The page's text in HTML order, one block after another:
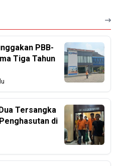
PBB-
Tiga Tahun
Tersangka
di